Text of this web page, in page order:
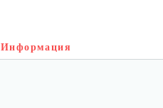
Информация